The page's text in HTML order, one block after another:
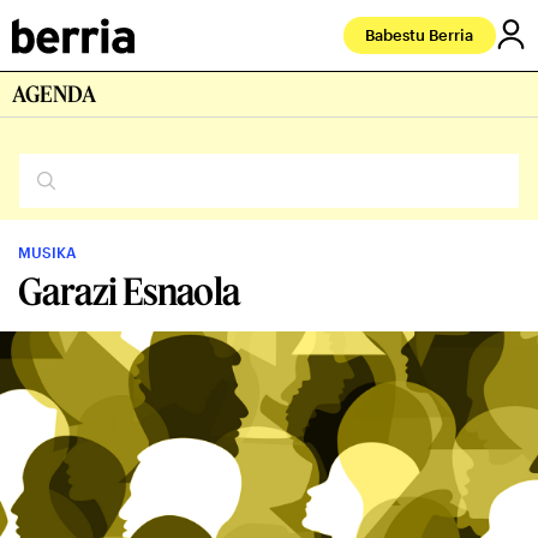
Babestu Berria
AGENDA
MUSIKA
Garazi Esnaola